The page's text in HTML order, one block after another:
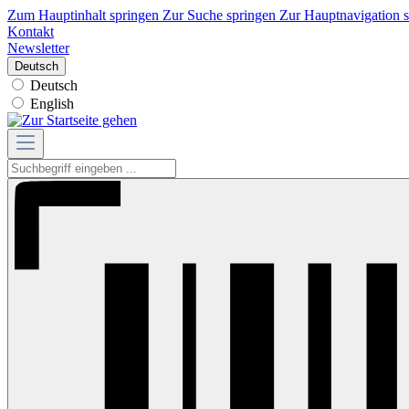
Zum Hauptinhalt springen Zur Suche springen Zur Hauptnavigation
Kontakt
Newsletter
Deutsch
Deutsch
English